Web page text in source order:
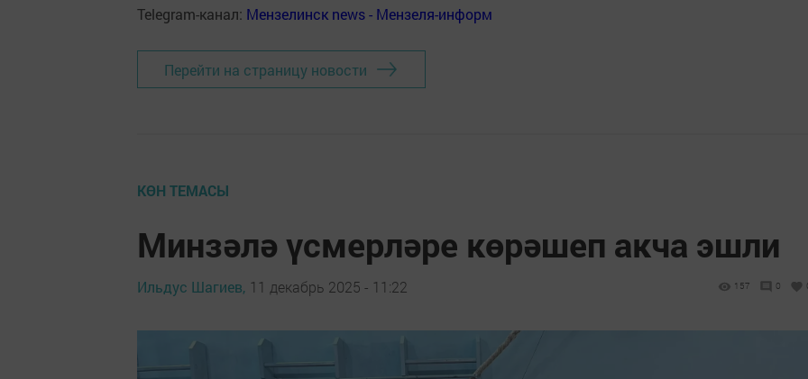
Telegram-канал: Мензелинск news - Мензеля-информ
Перейти на страницу новости
КӨН ТЕМАСЫ
Минзәлә үсмерләре көрәшеп акча эшли
Ильдус Шагиев, 11 декабрь 2025 - 11:22 157 0